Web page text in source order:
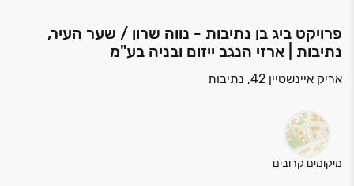
פרויקט ביג בן נתיבות - נווה שרון / שער העיר,
נתיבות | ארזי הנגב ייזום ובניה בע"מ
אריק איינשטיין 42, נתיבות
מיקומים קרובים